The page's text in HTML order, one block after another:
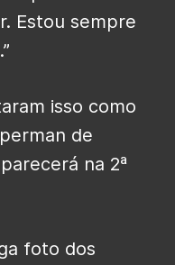
Estou sempre
isso como
de
na 2ª
foto dos